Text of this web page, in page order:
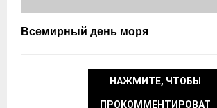
Всемирный день моря
НАЖМИТЕ, ЧТОБЫ
ПРОКОММЕНТИРОВАТ